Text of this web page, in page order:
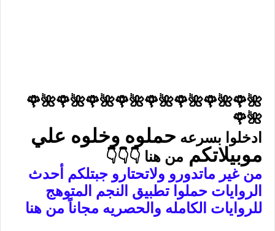
🌺🌹🌺🌹🌺🌹🌺🌹🌺🌹🌺🌹🌺🌹🌺🌹
🌺🌹
ادخلوا بسرعه حملوه وخلوه علي
موبيلاتكم من هنا 👇👇👇
من غير ماتدورو ولاتحتارو جبتلكم أحدث
الروايات حملوا تطبيق النجم المتوهج
للروايات الكامله والحصريه مجاناً من هنا